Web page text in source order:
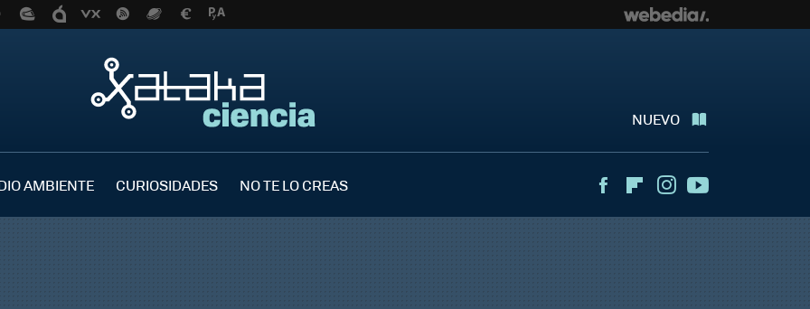
NUEVO
AMBIENTE CURIOSIDADES NO TE LO CREAS FacebookFlipboardInstagram